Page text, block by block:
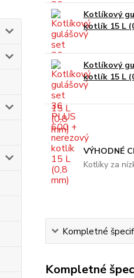
Kotlíkový
kotlík 15 L
Kotlíkový
kotlík 15 L
VÝHODNÉ
Kotlíky za
Kompletné
Kompletné